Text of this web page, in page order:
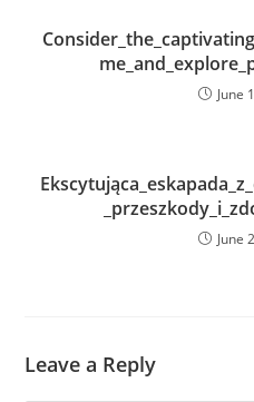
June
June
Leave a Reply